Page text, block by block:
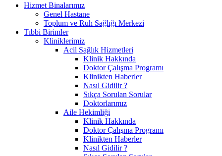
Hizmet Binalarımız
Genel Hastane
Toplum ve Ruh Sağlığı Merkezi
Tıbbi Birimler
Kliniklerimiz
Acil Sağlık Hizmetleri
Klinik Hakkında
Doktor Çalışma Programı
Klinikten Haberler
Nasıl Gidilir ?
Sıkça Sorulan Sorular
Doktorlarımız
Aile Hekimliği
Klinik Hakkında
Doktor Çalışma Programı
Klinikten Haberler
Nasıl Gidilir ?